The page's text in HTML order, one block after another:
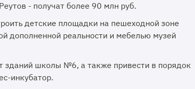
- получат более 90 млн руб.
детские площадки на пешеходной зоне
дополненной реальности и мебелью музей
зданий школы №6, а также привести в порядок
инкубатор.